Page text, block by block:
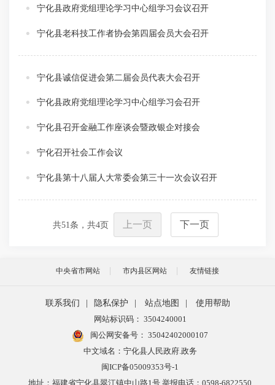
宁化县政府党组理论学习中心组学习会议召开
宁化县老科技工作者协会第四届会员大会召开
宁化县诚信促进会第二届会员代表大会召开
宁化县政府党组理论学习中心组学习会召开
宁化县召开金融工作座谈会暨政银企对接会
宁化召开社会工作会议
宁化县第十八届人大常委会第三十一次会议召开
共51条，共4页 上一页 下一页
中央省市网站 市内县区网站 友情链接
联系我们 | 隐私保护 | 站点地图 |
使用帮助
网站标识码： 3504240001
闽公网安备号： 35042402000107
中文域名：宁化县人民政府.政务
闽ICP备05009353号-1
地址：福建省宁化县翠江镇中山路1号 举报电话：0598-6822550